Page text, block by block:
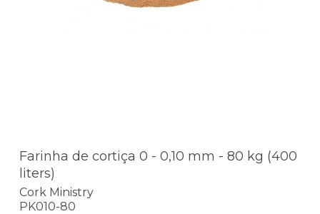
Farinha de cortiça 0 - 0,10 mm - 80 kg (400
liters)
Cork Ministry
PK010-80